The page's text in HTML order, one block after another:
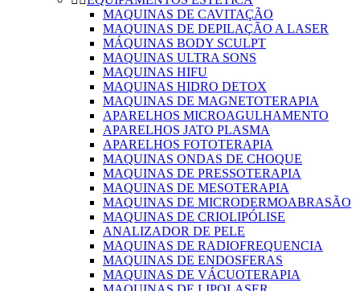
MAQUINAS DE CAVITAÇÃO
MAQUINAS DE DEPILAÇÃO A LASER
MÁQUINAS BODY SCULPT
MAQUINAS ULTRA SONS
MAQUINAS HIFU
MAQUINAS HIDRO DETOX
MAQUINAS DE MAGNETOTERAPIA
APARELHOS MICROAGULHAMENTO
APARELHOS JATO PLASMA
APARELHOS FOTOTERAPIA
MAQUINAS ONDAS DE CHOQUE
MAQUINAS DE PRESSOTERAPIA
MAQUINAS DE MESOTERAPIA
MAQUINAS DE MICRODERMOABRASÃO
MAQUINAS DE CRIOLIPÓLISE
ANALIZADOR DE PELE
MAQUINAS DE RADIOFREQUENCIA
MAQUINAS DE ENDOSFERAS
MAQUINAS DE VÁCUOTERAPIA